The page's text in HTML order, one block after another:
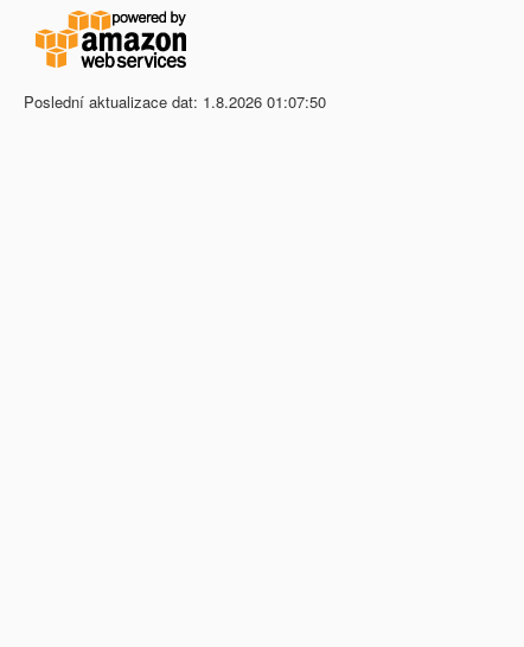
Poslední aktualizace dat: 1.8.2026 01:07:50